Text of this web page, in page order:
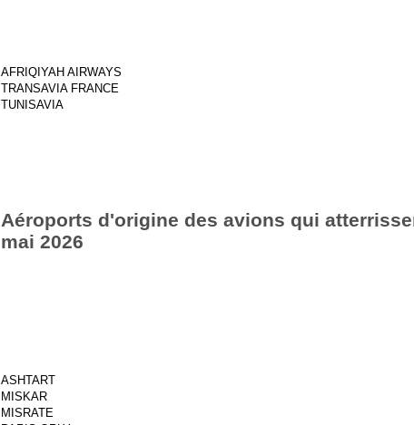
AFRIQIYAH AIRWAYS
TRANSAVIA FRANCE
TUNISAVIA
Aéroports d'origine des avions qui
mai 2026
ASHTART
MISKAR
MISRATE